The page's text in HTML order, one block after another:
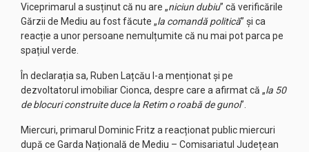
Viceprimarul a susținut că nu are „niciun dubiu” că verificările
Gărzii de Mediu au fost făcute „la comandă politică” și ca
reacție a unor persoane nemulțumite că nu mai pot parca pe
spațiul verde.
În declarația sa, Ruben Lațcău l-a menționat și pe
dezvoltatorul imobiliar Cionca, despre care a afirmat că „la 50
de blocuri construite duce la Retim o roabă de gunoi”.
Miercuri, primarul Dominic Fritz a reacționat public miercuri
după ce Garda Națională de Mediu – Comisariatul Județean